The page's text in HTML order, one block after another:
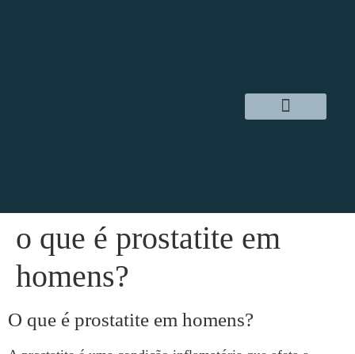
o que é prostatite em
homens?
O que é prostatite em homens?